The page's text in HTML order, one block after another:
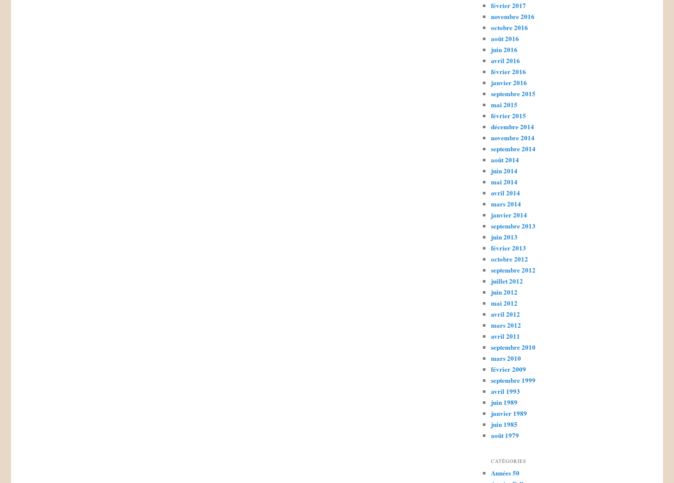
février 2017
novembre 2016
octobre 2016
août 2016
juin 2016
avril 2016
février 2016
janvier 2016
septembre 2015
mai 2015
février 2015
décembre 2014
novembre 2014
septembre 2014
août 2014
juin 2014
mai 2014
avril 2014
mars 2014
janvier 2014
septembre 2013
juin 2013
février 2013
octobre 2012
septembre 2012
juillet 2012
juin 2012
mai 2012
avril 2012
mars 2012
avril 2011
septembre 2010
mars 2010
février 2009
septembre 1999
avril 1993
juin 1989
janvier 1989
juin 1985
août 1979
CATÉGORIES
Années 50